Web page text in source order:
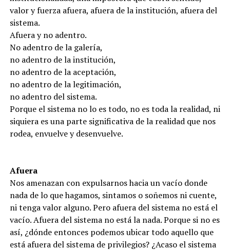
valor y fuerza afuera, afuera de la institución, afuera del
sistema.
Afuera y no adentro.
No adentro de la galería,
no adentro de la institución,
no adentro de la aceptación,
no adentro de la legitimación,
no adentro del sistema.
Porque el sistema no lo es todo, no es toda la realidad, ni
siquiera es una parte significativa de la realidad que nos
rodea, envuelve y desenvuelve.
Afuera
Nos amenazan con expulsarnos hacia un vacío donde
nada de lo que hagamos, sintamos o soñemos ni cuente,
ni tenga valor alguno. Pero afuera del sistema no está el
vacío. Afuera del sistema no está la nada. Porque si no es
así, ¿dónde entonces podemos ubicar todo aquello que
está afuera del sistema de privilegios? ¿Acaso el sistema